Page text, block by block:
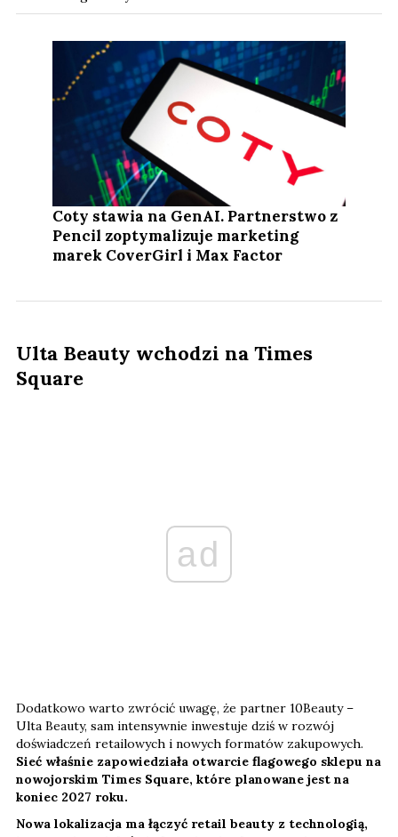
Coty stawia na GenAI. Partnerstwo z
Pencil zoptymalizuje marketing
marek CoverGirl i Max Factor
Ulta Beauty wchodzi na Times
Square
ad
Dodatkowo warto zwrócić uwagę, że partner 10Beauty –
Ulta Beauty, sam intensywnie inwestuje dziś w rozwój
doświadczeń retailowych i nowych formatów zakupowych.
Sieć właśnie zapowiedziała otwarcie flagowego sklepu na
nowojorskim Times Square, które planowane jest na
koniec 2027 roku.
Nowa lokalizacja ma łączyć retail beauty z technologią,